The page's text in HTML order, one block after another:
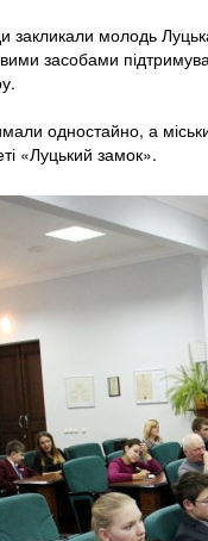
молодь
засобами
одностайно, а
«Луцький замок».